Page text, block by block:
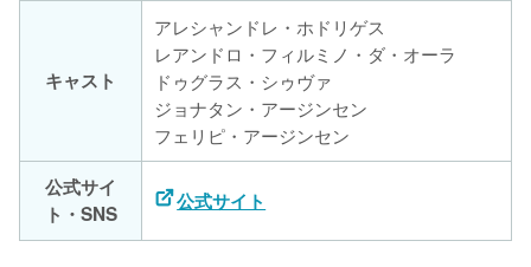
キャスト
アレシャンドレ・ホドリゲス
レアンドロ・フィルミノ・ダ・オーラ
ドゥグラス・シゥヴァ
ジョナタン・アージンセン
フェリピ・アージンセン
公式サイ
ト・SNS
公式サイト